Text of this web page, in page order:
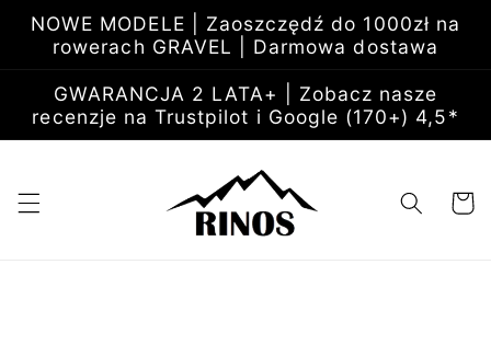
do
treści
NOWE MODELE | Zaoszczędź do 1000zł na
rowerach GRAVEL | Darmowa dostawa
GWARANCJA 2 LATA+ | Zobacz nasze
recenzje na Trustpilot i Google (170+) 4,5*
Koszyk